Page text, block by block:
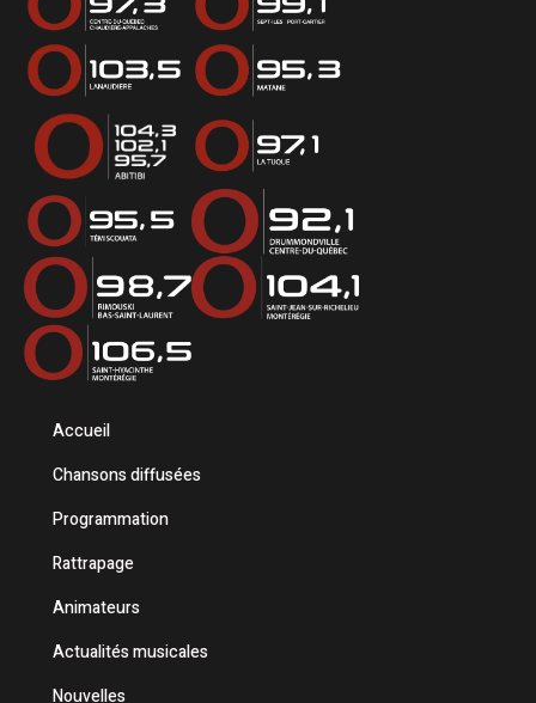
Accueil
Chansons diffusées
Programmation
Rattrapage
Animateurs
Actualités musicales
Nouvelles